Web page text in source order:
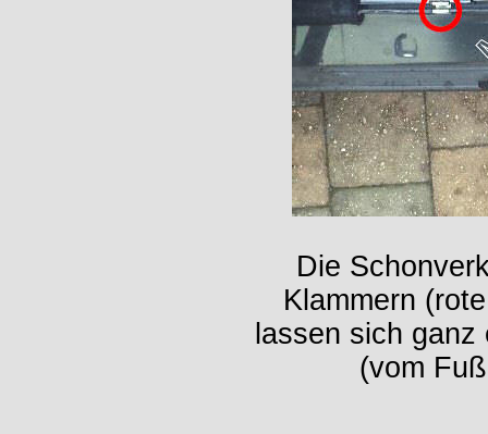
Die
Klammern
lassen sich
(vom